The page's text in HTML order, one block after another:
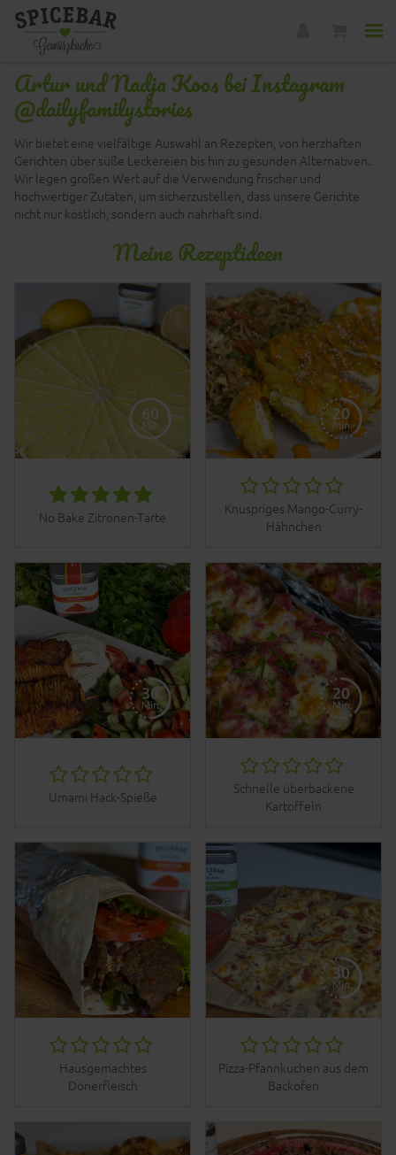
Artur und Nadja Koos bei Instagram
@dailyfamilystories
Wir bietet eine vielfältige Auswahl an Rezepten, von herzhaften
Gerichten über süße Leckereien bis hin zu gesunden Alternativen.
Wir legen großen Wert auf die Verwendung frischer und
hochwertiger Zutaten, um sicherzustellen, dass unsere Gerichte
nicht nur köstlich, sondern auch nahrhaft sind.
Meine Rezeptideen
No Bake Zitronen-Tarte
Knuspriges Mango-Curry-
Hähnchen
Umami Hack-Spieße
Schnelle überbackene
Kartoffeln
Hausgemachtes
Dönerfleisch
Pizza-Pfannkuchen aus dem
Backofen